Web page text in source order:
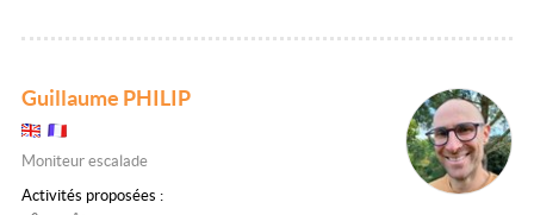
Guillaume PHILIP
Moniteur escalade
Activités proposées :